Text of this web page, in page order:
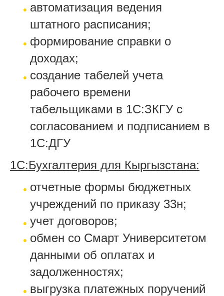
автоматизация ведения
штатного расписания;
формирование справки о
доходах;
создание табелей учета
рабочего времени
табельщиками в 1С:ЗКГУ с
согласованием и подписанием в
1С:ДГУ
1С:Бухгалтерия для Кыргызстана:
отчетные формы бюджетных
учреждений по приказу 33н;
учет договоров;
обмен со Смарт Университетом
данными об оплатах и
задолженностях;
выгрузка платежных поручений